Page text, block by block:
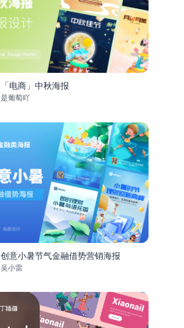
「电商」中秋海报
是葡萄吖
创意小暑节气金融借势营销海报
吴小雷